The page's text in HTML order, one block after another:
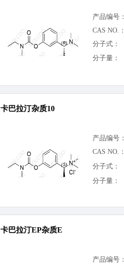
产品编号：
CAS NO.：
分子式：
分子量：
卡巴拉汀杂质10
产品编号：
CAS NO.：
分子式：
分子量：
卡巴拉汀EP杂质E
产品编号：